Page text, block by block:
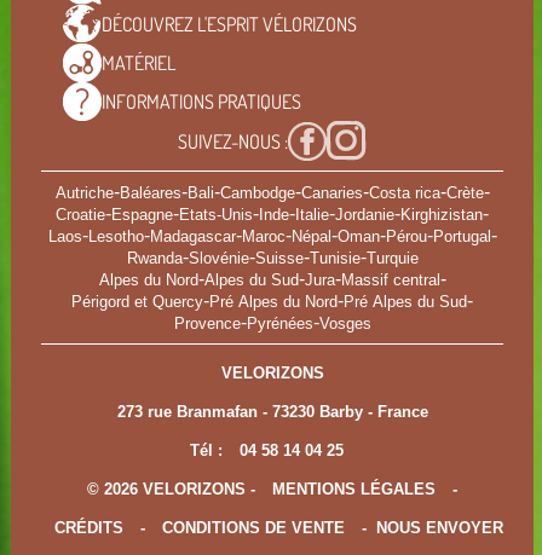
DÉCOUVREZ L'ESPRITVÉLORIZONS
MATÉRIEL
INFORMATIONS PRATIQUES
SUIVEZ-NOUS :
Autriche-Baléares-Bali-Cambodge-Canaries-Costa rica-Crète-
Croatie-Espagne-Etats-Unis- Inde- Italie-Jordanie-Kirghizistan-
Laos-Lesotho-Madagascar-Maroc-Népal -Oman-Pérou-Portugal -
Rwanda-Slovénie-Suisse-Tunisie-Turquie
Alpes du Nord-Alpes du Sud-Jura-Massif central -
Périgord et Quercy-Pré Alpes du Nord-Pré Alpes du Sud-
Provence-Pyrénées-Vosges
VELORIZONS
273 rue Branmafan - 73230 Barby - France
Tél : 04 58 14 04 25
© 2026 VELORIZONS - MENTIONS LÉGALES -
CRÉDITS - CONDITIONS DE VENTE - NOUS ENVOYER